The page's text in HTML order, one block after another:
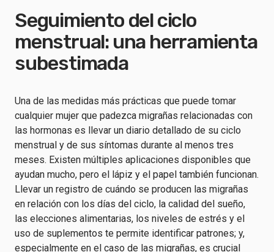
Seguimiento del ciclo
menstrual: una herramienta
subestimada
Una de las medidas más prácticas que puede tomar
cualquier mujer que padezca migrañas relacionadas con
las hormonas es llevar un diario detallado de su ciclo
menstrual y de sus síntomas durante al menos tres
meses. Existen múltiples aplicaciones disponibles que
ayudan mucho, pero el lápiz y el papel también funcionan.
Llevar un registro de cuándo se producen las migrañas
en relación con los días del ciclo, la calidad del sueño,
las elecciones alimentarias, los niveles de estrés y el
uso de suplementos te permite identificar patrones; y,
especialmente en el caso de las migrañas, es crucial